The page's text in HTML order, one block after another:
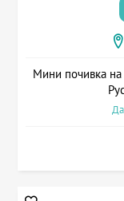
Мини почивка на